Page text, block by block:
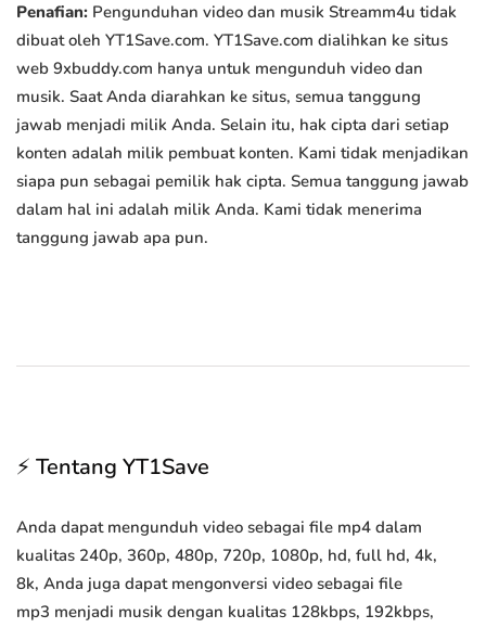
Penafian: Pengunduhan video dan musik Streamm4u tidak
dibuat oleh YT1Save.com. YT1Save.com dialihkan ke situs
web 9xbuddy.com hanya untuk mengunduh video dan
musik. Saat Anda diarahkan ke situs, semua tanggung
jawab menjadi milik Anda. Selain itu, hak cipta dari setiap
konten adalah milik pembuat konten. Kami tidak menjadikan
siapa pun sebagai pemilik hak cipta. Semua tanggung jawab
dalam hal ini adalah milik Anda. Kami tidak menerima
tanggung jawab apa pun.
⚡ Tentang YT1Save
Anda dapat mengunduh video sebagai file mp4 dalam
kualitas 240p, 360p, 480p, 720p, 1080p, hd, full hd, 4k,
8k, Anda juga dapat mengonversi video sebagai file
mp3 menjadi musik dengan kualitas 128kbps, 192kbps,